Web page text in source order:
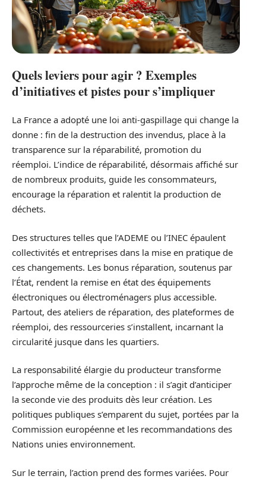
Quels leviers pour agir ? Exemples
d’initiatives et pistes pour s’impliquer
La France a adopté une loi anti-gaspillage qui change la
donne : fin de la destruction des invendus, place à la
transparence sur la réparabilité, promotion du
réemploi. L’indice de réparabilité, désormais affiché sur
de nombreux produits, guide les consommateurs,
encourage la réparation et ralentit la production de
déchets.
Des structures telles que l’ADEME ou l’INEC épaulent
collectivités et entreprises dans la mise en pratique de
ces changements. Les bonus réparation, soutenus par
l’État, rendent la remise en état des équipements
électroniques ou électroménagers plus accessible.
Partout, des ateliers de réparation, des plateformes de
réemploi, des ressourceries s’installent, incarnant la
circularité jusque dans les quartiers.
La responsabilité élargie du producteur transforme
l’approche même de la conception : il s’agit d’anticiper
la seconde vie des produits dès leur création. Les
politiques publiques s’emparent du sujet, portées par la
Commission européenne et les recommandations des
Nations unies environnement.
Sur le terrain, l’action prend des formes variées. Pour